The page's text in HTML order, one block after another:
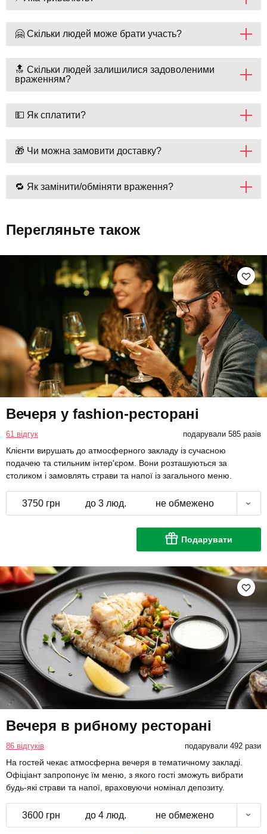
🤗 Скільки людей може брати участь?
🔝 Скільки людей залишилися задоволеними
враженням?
💵 Як сплатити?
🎁 Чи можна замовити доставку?
🔁 Як замінити/обміняти враження?
Перегляньте також
Вечеря у fashion-ресторані
61 відгук подарували 585 разів
Клієнти вирушать до атмосферного закладу із сучасною
подачею та стильним інтер'єром. Вони розташуються за
столиком і замовлять страви та напої із загального меню.
3750 грн до 3 люд. не обмежено
Подарувати
Вечеря в рибному ресторані
86 відгуків подарували 492 рази
На гостей чекає атмосферна вечеря в тематичному закладі.
Офіціант запропонує їм меню, з якого гості зможуть вибрати
будь-які страви та напої, враховуючи номінал депозиту.
3600 грн до 4 люд. не обмежено